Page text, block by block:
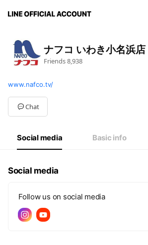
ナフコ いわき小名浜店
Friends8,938
www.nafco.tv/
Chat
Social media Basic info
Social media
Follow us on social media